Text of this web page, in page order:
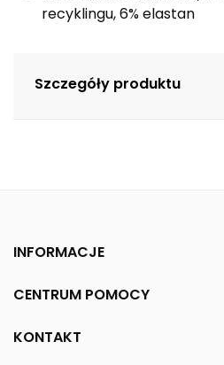
recyklingu, 6% elastan
Szczegóły produktu
INFORMACJE
CENTRUM POMOCY
KONTAKT